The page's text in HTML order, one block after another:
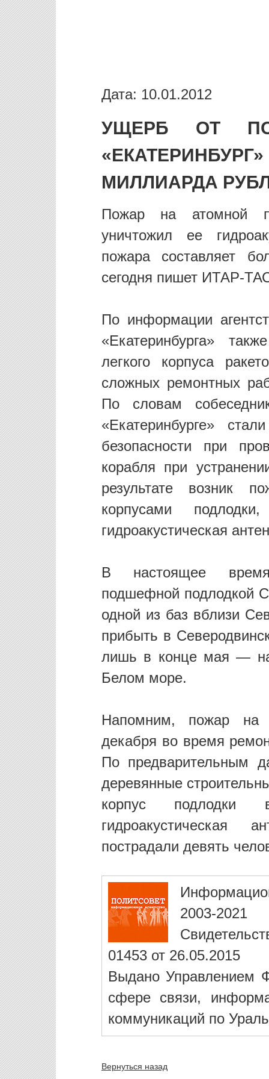
Дата: 10.01.2012
УЩЕРБ ОТ
МИЛЛИАРДА
Пожар на атомной
уничтожил ее
пожара составляет
сегодня пишет ИТАР-
По информации
«Екатеринбурга»
легкого корпуса
сложных ремонтных
По словам
«Екатеринбурге»
безопасности при
корабля при
результате возник
корпусами
гидроакустическая
В настоящее время
подшефной подлодкой
одной из баз вблизи
прибыть в
лишь в конце мая —
Белом море.
Напомним, пожар на
декабря во время
По предварительным
деревянные
корпус подлодки
гидроакустическая
пострадали девять
2003-2021
01453 от 26.05.2015
Выдано Управлением
сфере связи,
коммуникаций по
Вернуться назад